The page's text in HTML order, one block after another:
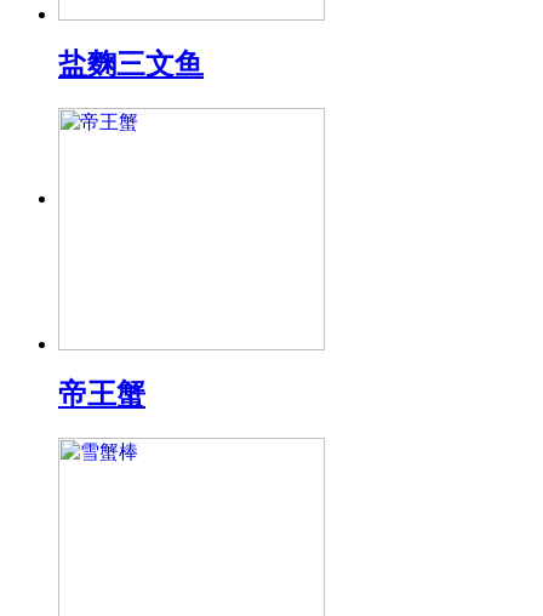
盐麴三文鱼
帝王蟹